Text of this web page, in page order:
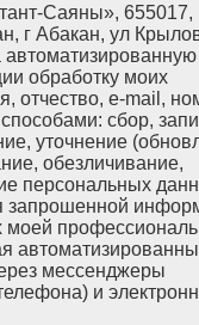
Саяны», 655017,
г Абакан, ул
обработку моих
отчество, e-mail,
сбор,
уточнение
обезличивание,
персональных
запрошенной
моей
мессенджеры
и